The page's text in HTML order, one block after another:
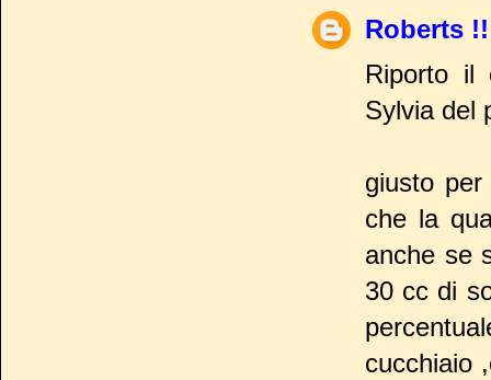
Roberts
Riporto il
Sylvia del
giusto
che la
anche se
30 cc di
cucchiaio